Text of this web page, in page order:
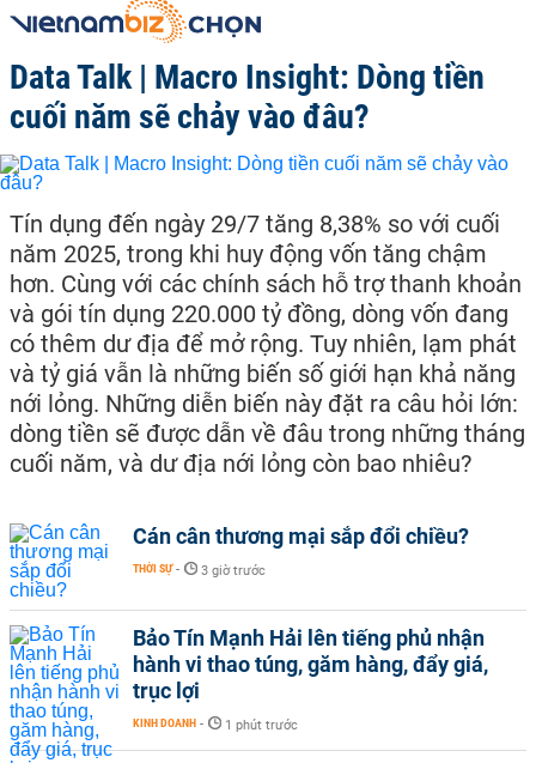
Data Talk | Macro Insight: Dòng tiền
cuối năm sẽ chảy vào đâu?
Tín dụng đến ngày 29/7 tăng 8,38% so với cuối
năm 2025, trong khi huy động vốn tăng chậm
hơn. Cùng với các chính sách hỗ trợ thanh khoản
và gói tín dụng 220.000 tỷ đồng, dòng vốn đang
có thêm dư địa để mở rộng. Tuy nhiên, lạm phát
và tỷ giá vẫn là những biến số giới hạn khả năng
nới lỏng. Những diễn biến này đặt ra câu hỏi lớn:
dòng tiền sẽ được dẫn về đâu trong những tháng
cuối năm, và dư địa nới lỏng còn bao nhiêu?
Cán cân thương mại sắp đổi chiều?
THỜI SỰ - 3 giờ trước
Bảo Tín Mạnh Hải lên tiếng phủ nhận
hành vi thao túng, găm hàng, đẩy giá,
trục lợi
KINH DOANH - 1 phút trước